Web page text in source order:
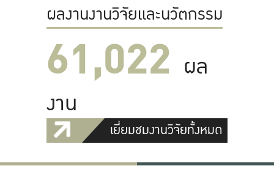
ผลงานงานวิจัยและนวัตกรรม
61,022 ผล
งาน
เยี่ยมชมงานวิจัยทั้งหมด